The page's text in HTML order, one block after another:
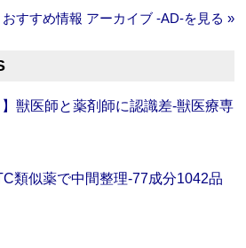
おすすめ情報 アーカイブ ‐AD‐を見る »
】獣医師と薬剤師に認識差‐獣医療専
類似薬で中間整理‐77成分1042品